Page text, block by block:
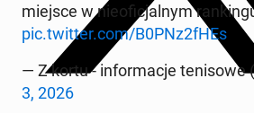
miejsce w nie­ofi­cjal­nym
pic.twitter.com/B0PNz2fHEs
— Z kortu - in­for­ma­cje te­ni­so­we
3, 2026